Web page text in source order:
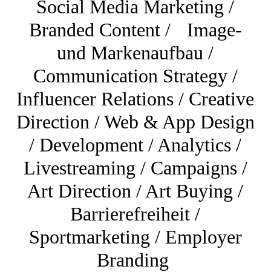
Social Media Marketing /
Branded Content / Image-
und Markenaufbau /
Communication Strategy /
Influencer Relations / Creative
Direction / Web & App Design
/ Development / Analytics /
Livestreaming / Campaigns /
Art Direction / Art Buying /
Barrierefreiheit /
Sportmarketing / Employer
Branding